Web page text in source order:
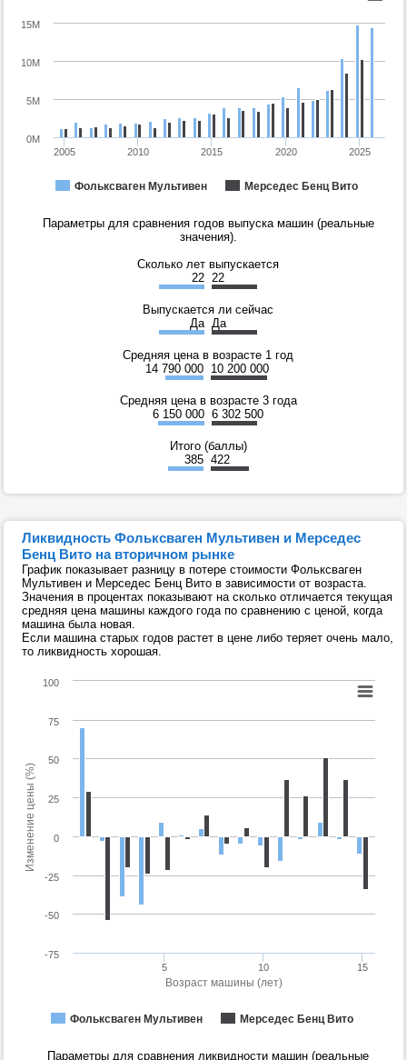
Фольксваген Мультивен Мерседес Бенц Вито
2005 2010 2015 2020 2025
0M
5M
10M
15M
Параметры для сравнения годов выпуска машин (реальные
значения).
Сколько лет выпускается
22 22
Выпускается ли сейчас
Да Да
Средняя цена в возрасте 1 год
14 790 000 10 200 000
Средняя цена в возрасте 3 года
6 150 000 6 302 500
Итого (баллы)
385 422
Ликвидность Фольксваген Мультивен и Мерседес
Бенц Вито на вторичном рынке
График показывает разницу в потере стоимости Фольксваген
Мультивен и Мерседес Бенц Вито в зависимости от возраста.
Значения в процентах показывают на сколько отличается текущая
средняя цена машины каждого года по сравнению с ценой, когда
машина была новая.
Если машина старых годов растет в цене либо теряет очень мало,
то ликвидность хорошая.
Возраст машины (лет)
Изменение цены (%)
Фольксваген Мультивен Мерседес Бенц Вито
5 10 15
-75
-50
-25
0
25
50
75
100
Параметры для сравнения ликвидности машин (реальные